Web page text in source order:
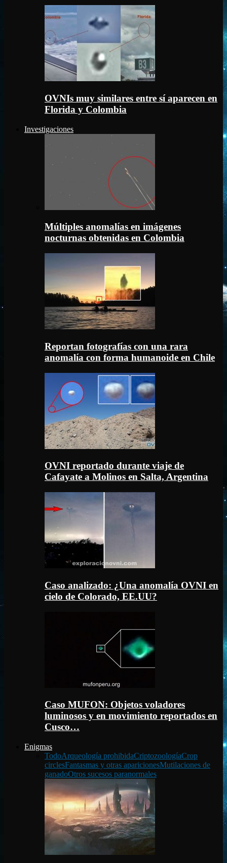
OVNIs muy similares entre sí aparecen en
Florida y Colombia
Investigaciones
Múltiples anomalías en imágenes
nocturnas obtenidas en Colombia
Reportan fotografías con una rara
anomalía con forma humanoide en Chile
OVNI reportado durante viaje de
Cafayate a Molinos en Salta, Argentina
Caso analizado: ¿Una anomalía OVNI en
cielo de Colorado, EE.UU?
Caso MUFON: Objetos voladores
luminosos y en movimiento reportados en
Cusco…
Enigmas
TodoArqueología prohibidaCriptozoologíaCrop
circlesFantasmas y otras aparicionesMutilaciones de
ganadoOtros sucesos paranormales